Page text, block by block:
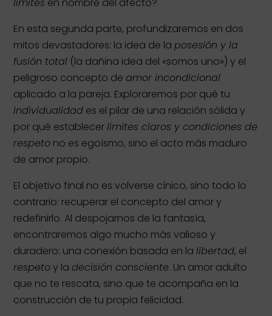
En esta segunda parte, profundizaremos en dos
mitos devastadores: la idea de laposesión y la
fusión total (la dañina idea del «somos uno») y el
peligroso concepto deamor incondicional
aplicado a la pareja. Exploraremos por qué tu
individualidad es el pilar de una relación sólida y
por qué establecerlímites claros y condiciones de
respeto no es egoísmo, sino el acto más maduro
de amor propio.
El objetivo final no es volverse cínico, sino todo lo
contrario: recuperar el concepto del amor y
redefinirlo. Al despojarnos de la fantasía,
encontraremos algo mucho más valioso y
duradero: una conexión basada en lalibertad, el
respetoy la decisión consciente. Un amor adulto
que no te rescata, sino que te acompaña en la
construcción de tu propia felicidad.